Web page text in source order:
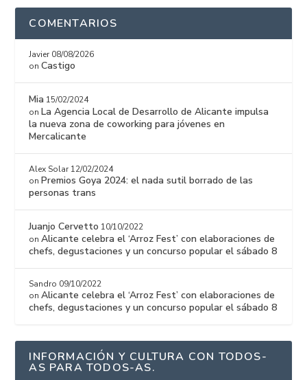
COMENTARIOS
Javier 08/08/2026
onCastigo
Mia 15/02/2024
on La Agencia Local de Desarrollo de Alicante impulsa
la nueva zona de coworking para jóvenes en
Mercalicante
Alex Solar 12/02/2024
on Premios Goya 2024: el nada sutil borrado de las
personas trans
Juanjo Cervetto 10/10/2022
onAlicante celebra el ‘Arroz Fest’ con elaboraciones de
chefs, degustaciones y un concurso popular el sábado 8
Sandro 09/10/2022
onAlicante celebra el ‘Arroz Fest’ con elaboraciones de
chefs, degustaciones y un concurso popular el sábado 8
INFORMACIÓN Y CULTURA CON TODOS-
AS PARA TODOS-AS.